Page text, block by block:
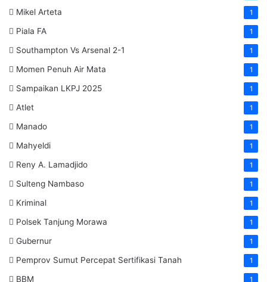
Mikel Arteta 1
Piala FA 1
Southampton Vs Arsenal 2-1 1
Momen Penuh Air Mata 1
Sampaikan LKPJ 2025 1
Atlet 1
Manado 1
Mahyeldi 1
Reny A. Lamadjido 1
Sulteng Nambaso 1
Kriminal 1
Polsek Tanjung Morawa 1
Gubernur 1
Pemprov Sumut Percepat Sertifikasi Tanah 1
BBM 1